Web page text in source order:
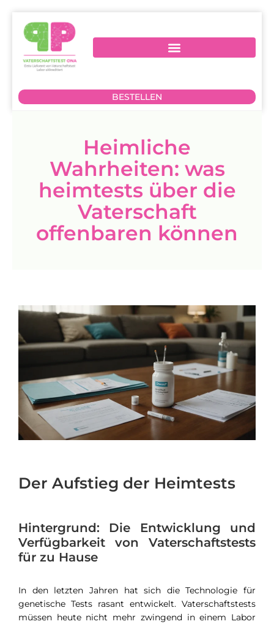
BESTELLEN
Heimliche
Wahrheiten: was
heimtests über die
Vaterschaft
offenbaren können
Der Aufstieg der Heimtests
Hintergrund: Die Entwicklung und
Verfügbarkeit von Vaterschaftstests
für zu Hause
In den letzten Jahren hat sich die Technologie für
genetische Tests rasant entwickelt. Vaterschaftstests
müssen heute nicht mehr zwingend in einem Labor